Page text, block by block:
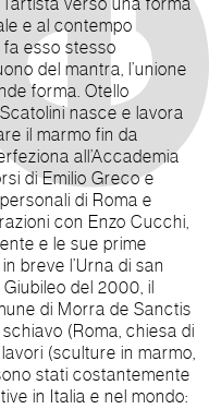
e al contempo
esso stesso
del mantra, l’unione
Otello
nasce e lavora
il marmo fin da
all’Accademia
di Emilio Greco e
di Roma e
con Enzo Cucchi,
e le sue prime
breve l’Urna di san
del 2000, il
di Morra de Sanctis
(Roma, chiesa di
(sculture in marmo,
stati costantemente
in Italia e nel mondo: